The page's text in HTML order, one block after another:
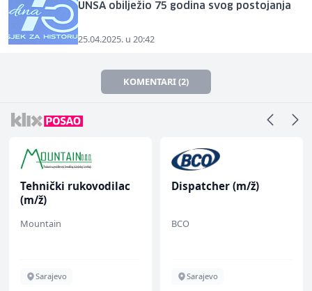
UNSA obilježio 75 godina svog postojanja
25.04.2025. u 20:42
KOMENTARI (2)
Tehnički rukovodilac
(m/ž)
Mountain
Sarajevo
Dispatcher (m/ž)
BCO
Sarajevo